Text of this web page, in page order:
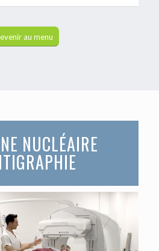
au menu
NUCLÉAIRE